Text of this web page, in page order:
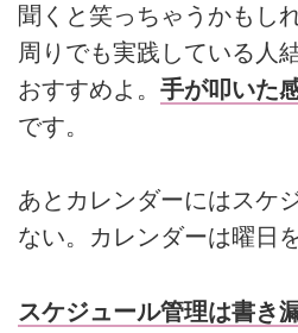
聞くと笑っちゃうかもし
周りでも実践している人
おすすめよ。 手が叩いた
です。
あとカレンダーにはスケ
ない。カレンダーは曜日
スケジュール管理は書き